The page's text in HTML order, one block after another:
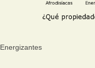
Energizantes